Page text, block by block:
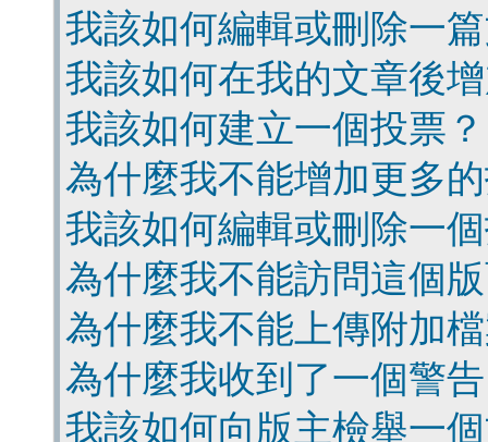
我該如何編輯或刪除一
我該如何在我的文章後
我該如何建立一個投票？
為什麼我不能增加更多
我該如何編輯或刪除一
為什麼我不能訪問這個
為什麼我不能上傳附加
為什麼我收到了一個警
我該如何向版主檢舉一